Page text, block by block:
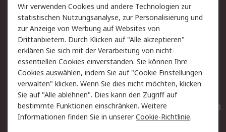
Rücksendungen
Kontakt
Hilfe
Privatkunden
Rechtliches
AGB
Datenschutz
Cookie-Richtlinie
Zahlungsbedingungen
Copyright/Impressum
Entsorgung
Elektrogeräte/Batterien
Wir verwenden Cookies und andere Technologien zur
statistischen Nutzungsanalyse, zur Personalisierung und
zur Anzeige von Werbung auf Websites von
Drittanbietern. Durch Klicken auf "Alle akzeptieren"
erklären Sie sich mit der Verarbeitung von nicht-
essentiellen Cookies einverstanden. Sie können Ihre
Cookies auswählen, indem Sie auf "Cookie Einstellungen
verwalten" klicken. Wenn Sie dies nicht möchten, klicken
Sie auf "Alle ablehnen". Dies kann den Zugriff auf
bestimmte Funktionen einschränken. Weitere
Informationen finden Sie in unsererCookie-Richtlinie.